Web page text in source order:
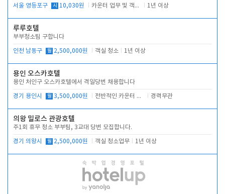
서울 영등포구 시 10,030원 카운터 업무 및 객실관리(청소상태 확인, 객실판매) 1년 이상
루루호텔
부부청소팀 구합니다
인천 남동구 월 2,500,000원 객실 청소 1년 이상
용인 오스카호텔
용인 처인구 오스카호텔에서 격일당번 채용합니다
경기 용인시 월 3,500,000원 전반적인 카운터 업무 경력무관
의왕 밀로스 관광호텔
주1회 휴무 청소 부부팀, 3교대 당번 모집합니다.
경기 의왕시 월 2,500,000원 객실 청소업무 1년 이상